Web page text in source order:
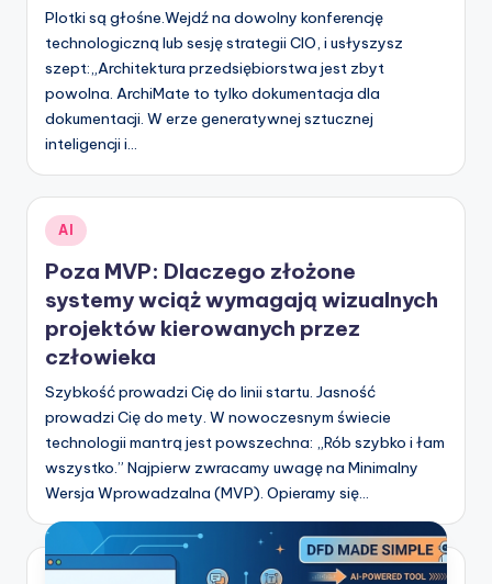
Plotki są głośne.Wejdź na dowolny konferencję
technologiczną lub sesję strategii CIO, i usłyszysz
szept:„Architektura przedsiębiorstwa jest zbyt
powolna. ArchiMate to tylko dokumentacja dla
dokumentacji. W erze generatywnej sztucznej
inteligencji i…
Posted
in
AI
Poza MVP: Dlaczego złożone
systemy wciąż wymagają wizualnych
projektów kierowanych przez
człowieka
Szybkość prowadzi Cię do linii startu. Jasność
prowadzi Cię do mety. W nowoczesnym świecie
technologii mantrą jest powszechna: „Rób szybko i łam
wszystko.” Najpierw zwracamy uwagę na Minimalny
Wersja Wprowadzalna (MVP). Opieramy się…